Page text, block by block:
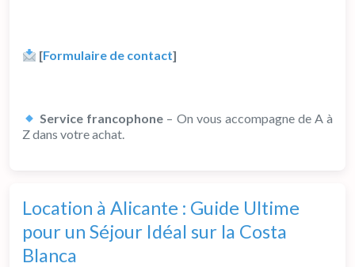
[Formulaire de contact]
Service francophone – On vous accompagne de A à
Z dans votre achat.
Location à Alicante : Guide Ultime
pour un Séjour Idéal sur la Costa
Blanca